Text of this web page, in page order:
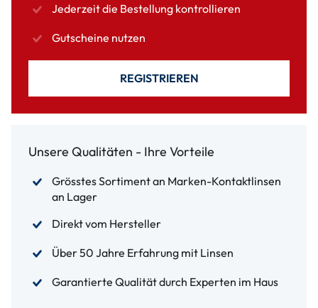
Jederzeit die Bestellung kontrollieren
Gutscheine nutzen
REGISTRIEREN
Unsere Qualitäten - Ihre Vorteile
Grösstes Sortiment an Marken-Kontaktlinsen
an Lager
Direkt vom Hersteller
Über 50 Jahre Erfahrung mit Linsen
Garantierte Qualität durch Experten im Haus